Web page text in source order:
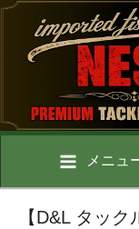
メニュ
【D&L タッ